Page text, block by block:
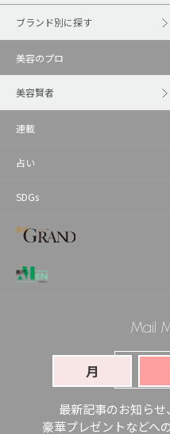
月
ブランド別に探す
美容のプロ
美容賢者
連載
占い
SDGs
Mail
最新記事のお知らせ
豪華プレゼントなどへ